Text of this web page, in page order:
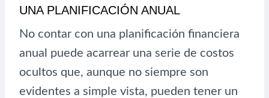
UNA PLANIFICACIÓN ANUAL
No contar con una planificación financiera
anual puede acarrear una serie de costos
ocultos que, aunque no siempre son
evidentes a simple vista, pueden tener un